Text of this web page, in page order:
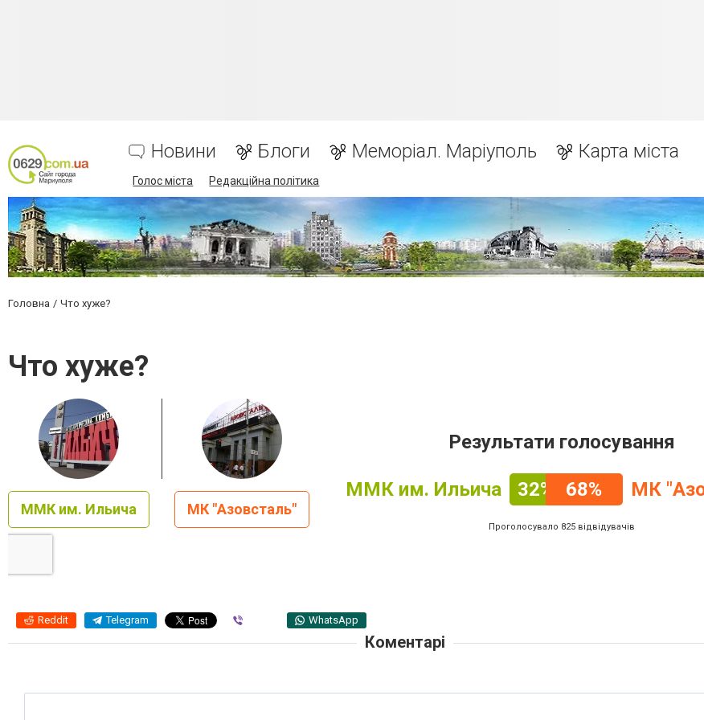
Новини Блоги Меморіал. Маріуполь Карта міста
Голос міста Редакційна політика
Головна Что хуже?
Что хуже?
ММК им. Ильича МК "Азовсталь"
Результати голосування
ММК им. Ильича 32% 68% МК
Проголосувало 825 відвідувачів
Reddit Telegram WhatsApp
Коментарі